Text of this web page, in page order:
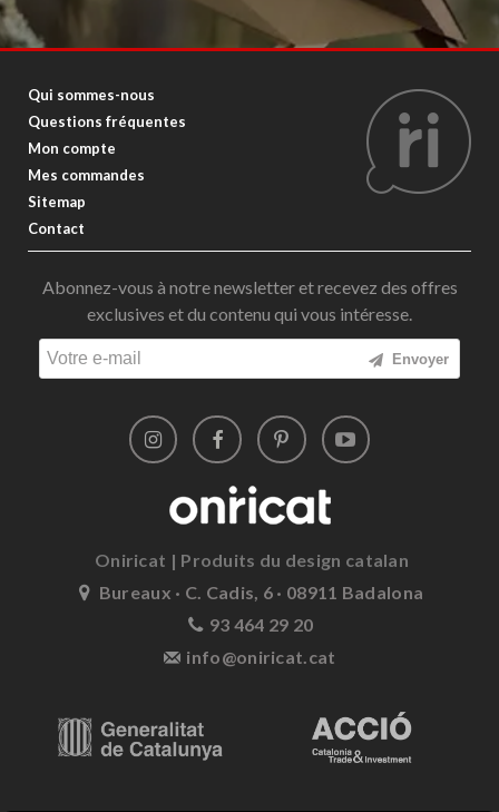
Qui sommes-nous
Questions fréquentes
Mon compte
Mes commandes
Sitemap
Contact
Abonnez-vous à notre newsletter et recevez des offres
exclusives et du contenu qui vous intéresse.
Envoyer
Oniricat | Produits du design catalan
Bureaux · C. Cadis, 6 · 08911 Badalona
93 464 29 20
info@oniricat.cat